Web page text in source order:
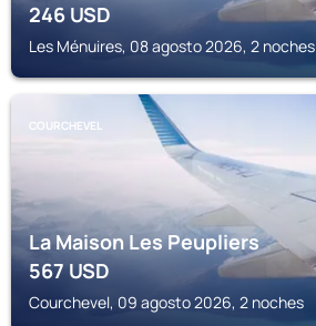
246USD
Les Ménuires, 08 agosto 2026, 2 noches
COURCHEVEL
La Maison Les Peupliers
567USD
Courchevel, 09 agosto 2026, 2 noches